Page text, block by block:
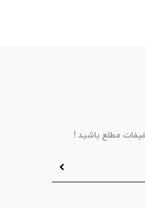
مطلع باشید !